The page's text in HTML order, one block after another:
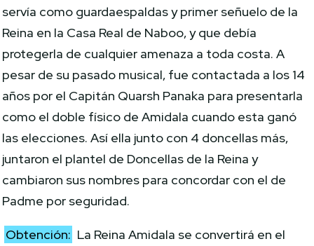
servía como guardaespaldas y primer señuelo de la
Reina en la Casa Real de Naboo, y que debía
protegerla de cualquier amenaza a toda costa. A
pesar de su pasado musical, fue contactada a los 14
años por el Capitán Quarsh Panaka para presentarla
como el doble físico de Amidala cuando esta ganó
las elecciones. Así ella junto con 4 doncellas más,
juntaron el plantel de Doncellas de la Reina y
cambiaron sus nombres para concordar con el de
Padme por seguridad.
Obtención: La Reina Amidala se convertirá en el